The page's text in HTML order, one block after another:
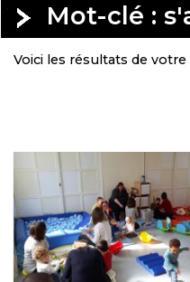
Mot-clé :
Voici les résultats de votre